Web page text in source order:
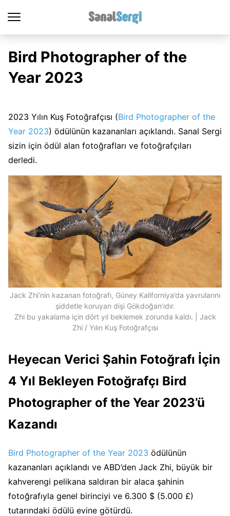
Bird Photographer of the
Year 2023
2023 Yılın Kuş Fotoğrafçısı (Bird Photographer of the
Year 2023) ödülünün kazananları açıklandı. Sanal Sergi
sizin için ödül alan fotoğrafları ve fotoğrafçıları
derledi.
Jack Zhi’nin kazanan fotoğrafı, Güney Kaliforniya’da yavrularını
şiddetle koruyan dişi Gökdoğan’ıdır.
Zhi bu yakalama için dört yıl beklemek zorunda kaldı. | Jack
Zhi / Yılın Kuş Fotoğrafçısı
Heyecan Verici Şahin Fotoğrafı İçin
4 Yıl Bekleyen Fotoğrafçı Bird
Photographer of the Year 2023’ü
Kazandı
Bird Photographer of the Year 2023 ödülünün
kazananları açıklandı ve ABD’den Jack Zhi, büyük bir
kahverengi pelikana saldıran bir alaca şahinin
fotoğrafıyla genel birinciyi ve 6.300 $ (5.000 £)
tutarındaki ödülü evine götürdü.